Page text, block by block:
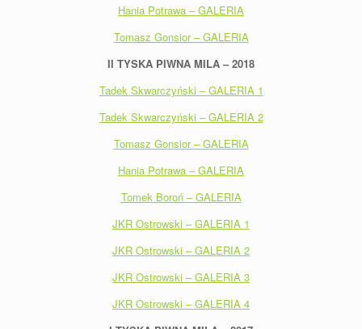
Hania Potrawa – GALERIA
Tomasz Gonsior – GALERIA
II TYSKA PIWNA MILA – 2018
Tadek Skwarczyński – GALERIA 1
Tadek Skwarczyński – GALERIA 2
Tomasz Gonsior – GALERIA
Hania Potrawa – GALERIA
Tomek Boroń – GALERIA
JKR Ostrowski – GALERIA 1
JKR Ostrowski – GALERIA 2
JKR Ostrowski – GALERIA 3
JKR Ostrowski – GALERIA 4